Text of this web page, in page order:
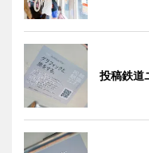
投稿鉄道